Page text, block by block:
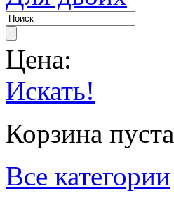
Цена:
Искать!
Корзина пуста
Все категории